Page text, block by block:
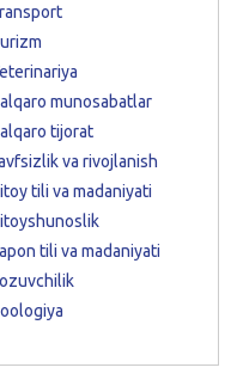
munosabatlar
tijorat
va rivojlanish
tili va madaniyati
tili va madaniyati